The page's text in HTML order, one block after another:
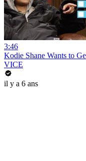
3:46
Kodie Shane Wants to
VICE
il y a 6 ans